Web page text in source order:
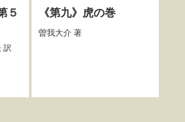
５
訳
《第九》虎の巻
曽我大介著